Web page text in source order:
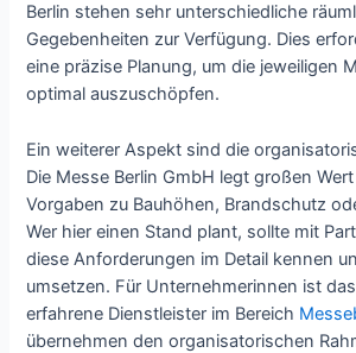
Berlin stehen sehr unterschiedliche
Gegebenheiten zur Verfügung. Dies
eine präzise Planung, um die jeweiligen
optimal auszuschöpfen.
Ein weiterer Aspekt sind die
Die Messe Berlin GmbH legt großen
Vorgaben zu Bauhöhen, Brandschutz
Wer hier einen Stand plant, sollte mit
diese Anforderungen im Detail kennen
umsetzen. Für Unternehmerinnen ist
erfahrene Dienstleister im Bereich
übernehmen den organisatorischen